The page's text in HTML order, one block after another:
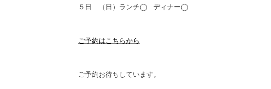
５日 （日）ランチ◯ ディナー◯
ご予約はこちらから
ご予約お待ちしています。